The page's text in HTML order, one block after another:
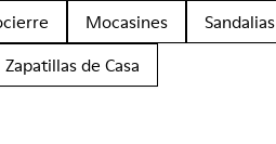
Mocasines Sandalias
Zapatillas de Casa